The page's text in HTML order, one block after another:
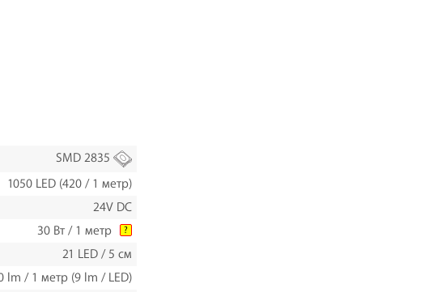
SMD 2835
1050 LED (420 / 1 метр)
24V DC
30 Вт / 1 метр ?
21 LED / 5 см
lm / 1 метр (9 lm / LED)